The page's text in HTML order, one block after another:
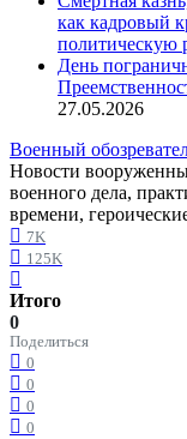
как кадровый
политическую
День
27.05.2026
Военный
Новости
военного дела,
времени,
7K
125K
Итого
0
Поделиться
0
0
0
0